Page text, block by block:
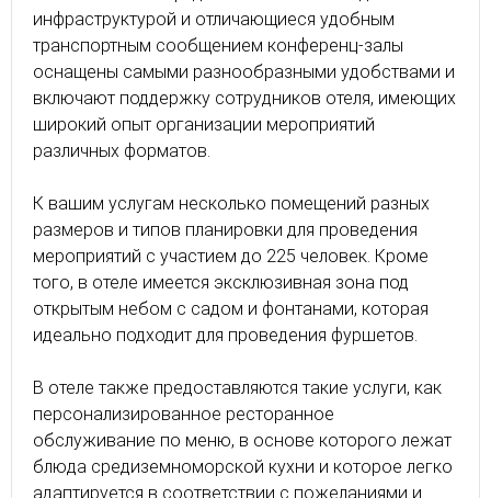
инфраструктурой и отличающиеся удобным
транспортным сообщением конференц-залы
оснащены самыми разнообразными удобствами и
включают поддержку сотрудников отеля, имеющих
широкий опыт организации мероприятий
различных форматов.
К вашим услугам несколько помещений разных
размеров и типов планировки для проведения
мероприятий с участием до 225 человек. Кроме
того, в отеле имеется эксклюзивная зона под
открытым небом с садом и фонтанами, которая
идеально подходит для проведения фуршетов.
В отеле также предоставляются такие услуги, как
персонализированное ресторанное
обслуживание по меню, в основе которого лежат
блюда средиземноморской кухни и которое легко
адаптируется в соответствии с пожеланиями и